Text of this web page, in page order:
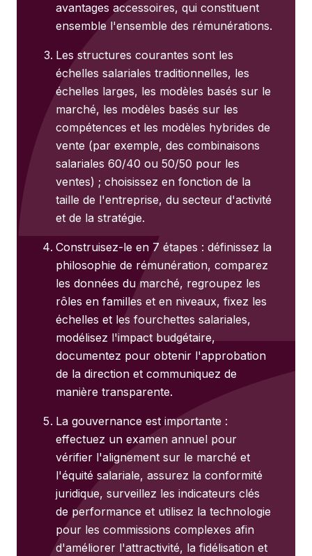
avantages accessoires, qui constituent
ensemble l'ensemble des rémunérations.
Les structures courantes sont les
échelles salariales traditionnelles, les
échelles larges, les modèles basés sur le
marché, les modèles basés sur les
compétences et les modèles hybrides de
vente (par exemple, des combinaisons
salariales 60/40 ou 50/50 pour les
ventes) ; choisissez en fonction de la
taille de l'entreprise, du secteur d'activité
et de la stratégie.
Construisez-le en 7 étapes : définissez la
philosophie de rémunération, comparez
les données du marché, regroupez les
rôles en familles et en niveaux, fixez les
échelles et les fourchettes salariales,
modélisez l'impact budgétaire,
documentez pour obtenir l'approbation
de la direction et communiquez de
manière transparente.
La gouvernance est importante :
effectuez un examen annuel pour
vérifier l'alignement sur le marché et
l'équité salariale, assurez la conformité
juridique, surveillez les indicateurs clés
de performance et utilisez la technologie
pour les commissions complexes afin
d'améliorer l'attractivité, la fidélisation et